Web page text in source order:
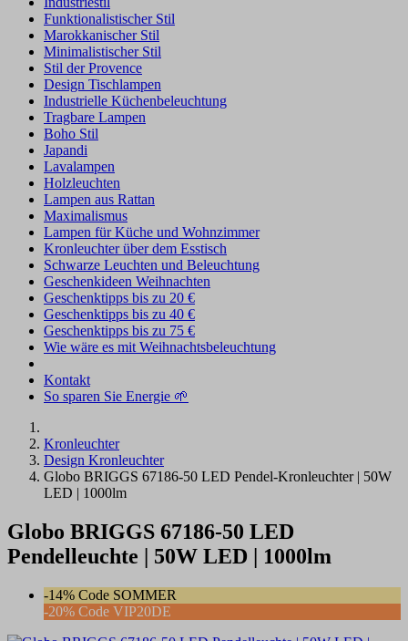
Funktionalistischer Stil
Marokkanischer Stil
Minimalistischer Stil
Stil der Provence
Design Tischlampen
Industrielle Küchenbeleuchtung
Tragbare Lampen
Boho Stil
Japandi
Lavalampen
Holzleuchten
Lampen aus Rattan
Maximalismus
Lampen für Küche und Wohnzimmer
Kronleuchter über dem Esstisch
Schwarze Leuchten und Beleuchtung
Geschenkideen Weihnachten
Geschenktipps bis zu 20 €
Geschenktipps bis zu 40 €
Geschenktipps bis zu 75 €
Wie wäre es mit Weihnachtsbeleuchtung
Kontakt
So sparen Sie Energie 🌱
Kronleuchter
Design Kronleuchter
Globo BRIGGS 67186-50 LED Pendel-Kronleuchter | 50W
LED | 1000lm
Globo BRIGGS 67186-50 LED
Pendelleuchte | 50W LED | 1000lm
-14% Code SOMMER
-20% Code VIP20DE